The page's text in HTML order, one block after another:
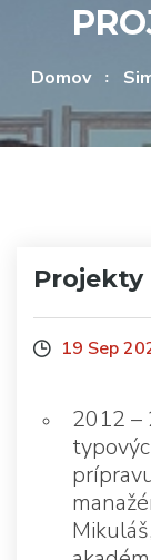
Domov
Projekty
19 Sep
2012 –